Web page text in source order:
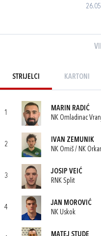
STRIJELCI KARTONI
1
MARIN RADIĆ
NK Omladinac
2
IVAN ZEMUNIK
NK Omiš / NK
3
JOSIP VEIĆ
RNK Split
4
JAN MOROVIĆ
NK Uskok
MATEJ STUDE